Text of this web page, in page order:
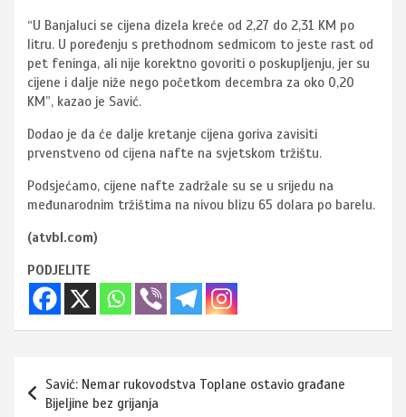
“U Banjaluci se cijena dizela kreće od 2,27 do 2,31 KM po
litru. U poređenju s prethodnom sedmicom to jeste rast od
pet feninga, ali nije korektno govoriti o poskupljenju, jer su
cijene i dalje niže nego početkom decembra za oko 0,20
KM”, kazao je Savić.
Dodao je da će dalje kretanje cijena goriva zavisiti
prvenstveno od cijena nafte na svjetskom tržištu.
Podsjećamo, cijene nafte zadržale su se u srijedu na
međunarodnim tržištima na nivou blizu 65 dolara po barelu.
(atvbl.com)
PODJELITE
Navigacija
članaka
Savić: Nemar rukovodstva Toplane ostavio građane
Bijeljine bez grijanja